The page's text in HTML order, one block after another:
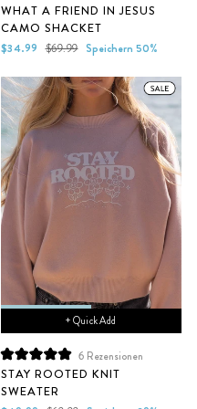
Mit
4.6
von
5
Sternen
WHAT A FRIEND IN JESUS
CAMO SHACKET
Sonderpreis
$34.99 Normaler
$69.99 Speichern 50%
+ Quick Add
Mit
5.0
von
6Rezensionen
STAY ROOTED KNIT
SWEATER